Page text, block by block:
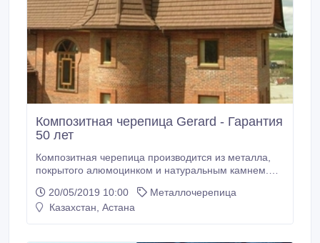
Композитная черепица Gerard - Гарантия
50 лет
Композитная черепица производится из металла,
покрытого алюмоцинком и натуральным камнем.
долговечным кровельным материалом на
сегодняшний день. Гарантия от завода-
20/05/2019 10:00
Металлочерепица
Казахстан, Астана